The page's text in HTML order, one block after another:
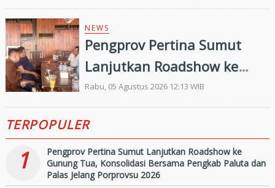
Penilaian Kepatuhan
Pelayanan Publik Oleh
Ombudsman RI tahun 2026
NEWS
Pengprov Pertina Sumut
Lanjutkan Roadshow ke
Gunung Tua, Konsolidasi
Bersama Pengkab Paluta
dan Palas Jelang Porprovsu
2026
Rabu, 05 Agustus 2026 12:13 WIB
TERPOPULER
1
Pengprov Pertina Sumut Lanjutkan Roadshow ke
Gunung Tua, Konsolidasi Bersama Pengkab Paluta dan
Palas Jelang Porprovsu 2026